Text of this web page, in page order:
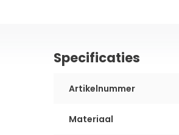
Specificaties
Artikelnummer
Materiaal